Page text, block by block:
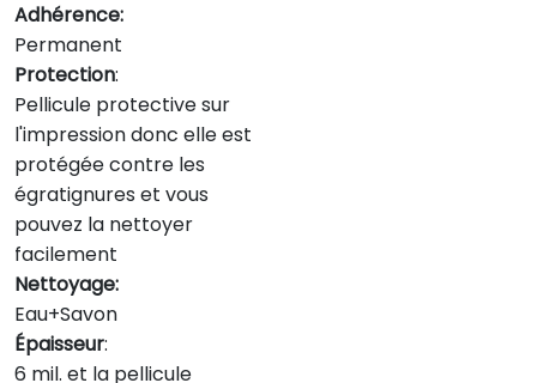
Adhérence:
Permanent
Protection:
Pellicule protective sur
l'impression donc elle est
protégée contre les
égratignures et vous
pouvez la nettoyer
facilement
Nettoyage:
Eau+Savon
Épaisseur:
6 mil. et la pellicule